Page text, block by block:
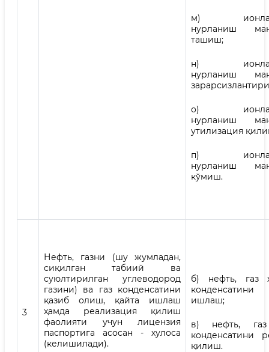
м)
нурланиш
ташиш;
н)
нурланиш
о)
нурланиш
утилизация
п)
нурланиш
кўмиш.
3
Нефть, газни (шу жумладан,
сиқилган табиий ва
суюлтирилган углеводород
газини) ва газ конденсатини
қазиб олиш, қайта ишлаш
ҳамда реализация қилиш
фаолияти учун лицензия
паспортига асосан - хулоса
(келишилади).
б) нефть, газ
ишлаш;
в) нефть,
конденсатини
қилиш.